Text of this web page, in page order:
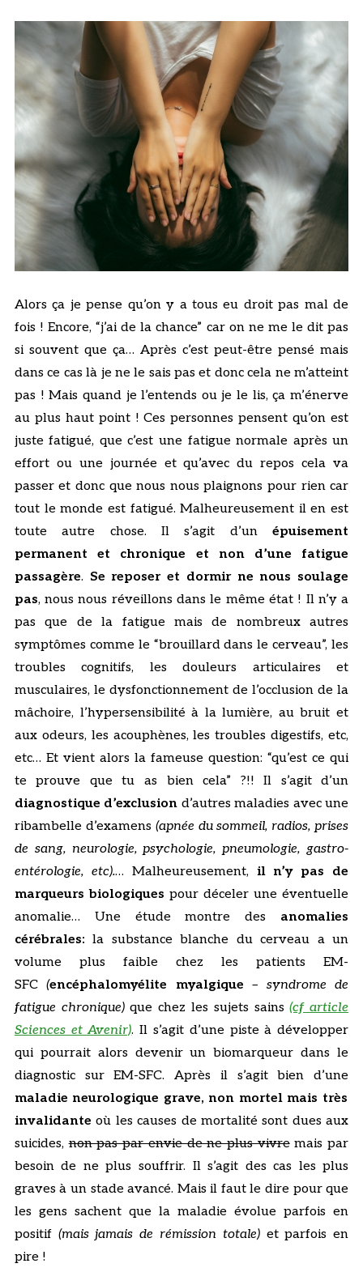
Alors ça je pense qu’on y a tous eu droit pas mal de
fois ! Encore, “j’ai de la chance” car on ne me le dit pas
si souvent que ça… Après c’est peut-être pensé mais
dans ce cas là je ne le sais pas et donc cela ne m’atteint
pas ! Mais quand je l’entends ou je le lis, ça m’énerve
au plus haut point ! Ces personnes pensent qu’on est
juste fatigué, que c’est une fatigue normale après un
effort ou une journée et qu’avec du repos cela va
passer et donc que nous nous plaignons pour rien car
tout le monde est fatigué. Malheureusement il en est
toute autre chose. Il s’agit d’unépuisement
permanent et chronique et non d’une fatigue
passagère. Se reposer et dormir ne nous soulage
pas, nous nous réveillons dans le même état ! Il n’y a
pas que de la fatigue mais de nombreux autres
symptômes comme le “brouillard dans le cerveau”, les
troubles cognitifs, les douleurs articulaires et
musculaires, le dysfonctionnement de l’occlusion de la
mâchoire, l’hypersensibilité à la lumière, au bruit et
aux odeurs, les acouphènes, les troubles digestifs, etc,
etc… Et vient alors la fameuse question: “qu’est ce qui
te prouve que tu as bien cela” ?!! Il s’agit d’un
diagnostique d’exclusion d’autres maladies avec une
ribambelle d’examens(apnée du sommeil, radios, prises
de sang, neurologie, psychologie, pneumologie, gastro-
entérologie, etc).… Malheureusement,il n’y pas de
marqueurs biologiques pour déceler une éventuelle
anomalie… Une étude montre des anomalies
cérébrales: la substance blanche du cerveau a un
volume plus faible chez les patients EM-
SFC(encéphalomyélite myalgique – syndrome de
fatigue chronique)que chez les sujets sains(cf article
Sciences et Avenir). Il s’agit d’une piste à développer
qui pourrait alors devenir un biomarqueur dans le
diagnostic sur EM-SFC. Après il s’agit bien d’une
maladie neurologique grave, non mortel mais très
invalidante où les causes de mortalité sont dues aux
suicides,non pas par envie de ne plus vivremais par
besoin de ne plus souffrir. Il s’agit des cas les plus
graves à un stade avancé. Mais il faut le dire pour que
les gens sachent que la maladie évolue parfois en
positif (mais jamais de rémission totale)et parfois en
pire !